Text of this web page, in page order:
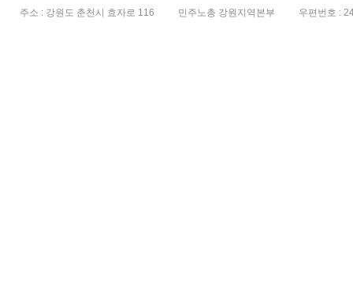
주소 : 강원도 춘천시 효자로 116 민주노총 강원지역본부 우편번호 :